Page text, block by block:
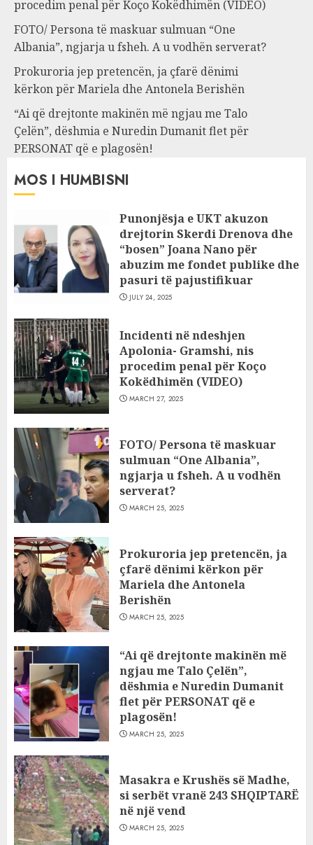
procedim penal për Koço Kokëdhimën (VIDEO)
FOTO/ Persona të maskuar sulmuan “One
Albania”, ngjarja u fsheh. A u vodhën serverat?
Prokuroria jep pretencën, ja çfarë dënimi
kërkon për Mariela dhe Antonela Berishën
“Ai që drejtonte makinën më ngjau me Talo
Çelën”, dëshmia e Nuredin Dumanit flet për
PERSONAT që e plagosën!
MOS I HUMBISNI
Punonjësja e UKT akuzon
drejtorin Skerdi Drenova dhe
“bosen” Joana Nano për
abuzim me fondet publike dhe
pasuri të pajustifikuar
JULY 24, 2025
Incidenti në ndeshjen
Apolonia- Gramshi, nis
procedim penal për Koço
Kokëdhimën (VIDEO)
MARCH 27, 2025
FOTO/ Persona të maskuar
sulmuan “One Albania”,
ngjarja u fsheh. A u vodhën
serverat?
MARCH 25, 2025
Prokuroria jep pretencën, ja
çfarë dënimi kërkon për
Mariela dhe Antonela
Berishën
MARCH 25, 2025
“Ai që drejtonte makinën më
ngjau me Talo Çelën”,
dëshmia e Nuredin Dumanit
flet për PERSONAT që e
plagosën!
MARCH 25, 2025
Masakra e Krushës së Madhe,
si serbët vranë 243 SHQIPTARË
në një vend
MARCH 25, 2025